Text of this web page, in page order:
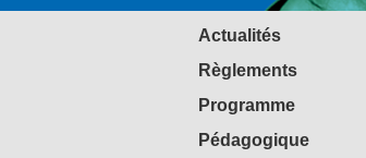
Actualités
Règlements
Programme
Pédagogique